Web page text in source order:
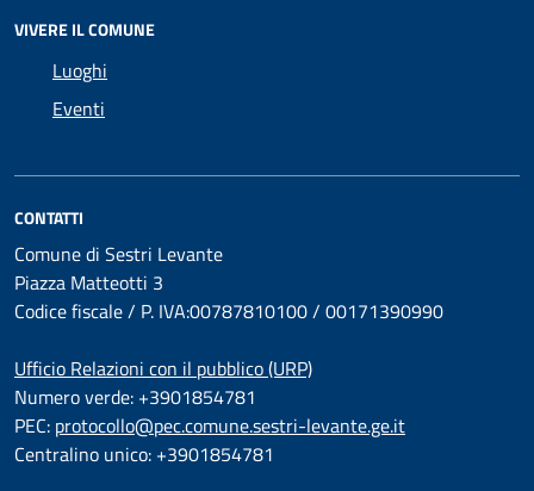
VIVERE IL COMUNE
Luoghi
Eventi
CONTATTI
Comune di Sestri Levante
Piazza Matteotti 3
Codice fiscale / P. IVA:00787810100 / 00171390990
Ufficio Relazioni con il pubblico (URP)
Numero verde: +3901854781
PEC: protocollo@pec.comune.sestri-levante.ge.it
Centralino unico: +3901854781